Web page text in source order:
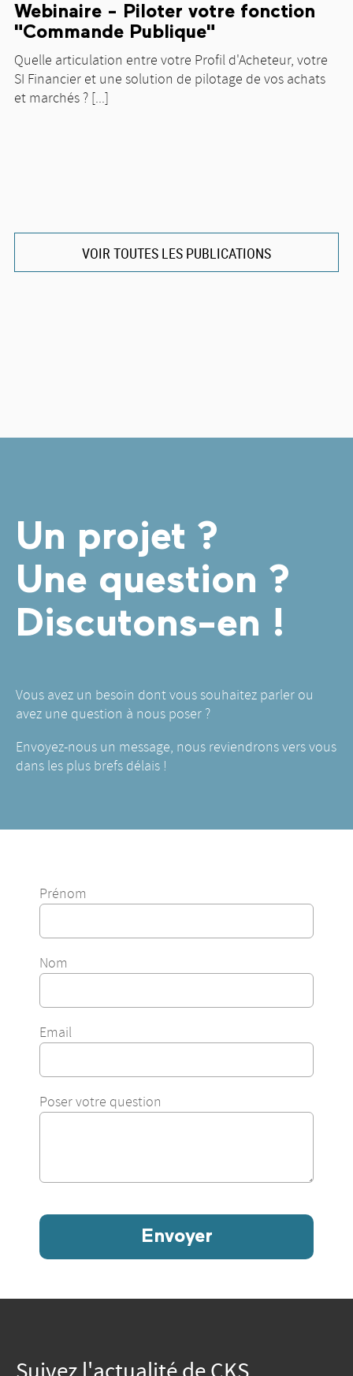
Webinaire - Piloter votre fonction
"Commande Publique"
Quelle articulation entre votre Profil d'Acheteur, votre
SI Financier et une solution de pilotage de vos achats
et marchés ? [...]
VOIR TOUTES LES PUBLICATIONS
Un projet ?
Une question ?
Discutons-en !
Vous avez un besoin dont vous souhaitez parler ou
avez une question à nous poser ?
Envoyez-nous un message, nous reviendrons vers vous
dans les plus brefs délais !
Prénom
Nom
Email
Poser votre question
Envoyer